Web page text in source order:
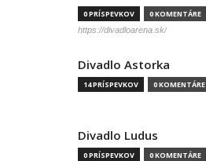
0 PRÍSPEVKOV 0 KOMENTÁRE
https://divadloarena.sk/
Divadlo Astorka
14 PRÍSPEVKOV 0 KOMENTÁRE
Divadlo Ludus
0 PRÍSPEVKOV 0 KOMENTÁRE